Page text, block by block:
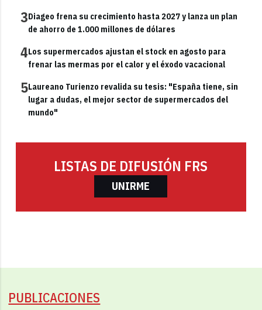
3Diageo frena su crecimiento hasta 2027 y lanza un plan
de ahorro de 1.000 millones de dólares
4Los supermercados ajustan el stock en agosto para
frenar las mermas por el calor y el éxodo vacacional
5Laureano Turienzo revalida su tesis: "España tiene, sin
lugar a dudas, el mejor sector de supermercados del
mundo"
LISTAS DE DIFUSIÓN FRS
UNIRME
PUBLICACIONES